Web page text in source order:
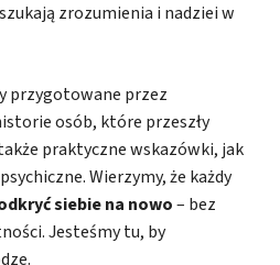
zrozumienia i nadziei w
przygotowane przez
osób, które przeszły
praktyczne wskazówki, jak
Wierzymy, że każdy
siebie na nowo– bez
Jesteśmy tu, by